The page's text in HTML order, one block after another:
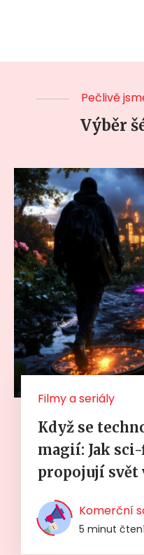
Pečlivě
Výběr
Filmy a seriály
Když se
magií: Jak
propojují svět
Komerční
5 minut